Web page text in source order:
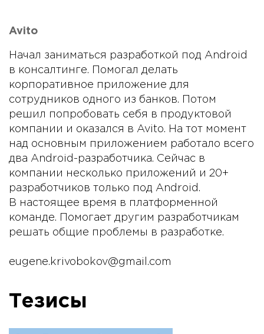
Avito
Начал заниматься разработкой под Android
в консалтинге. Помогал делать
корпоративное приложение для
сотрудников одного из банков. Потом
решил попробовать себя в продуктовой
компании и оказался в Avito. На тот момент
над основным приложением работало всего
два Android-разработчика. Сейчас в
компании несколько приложений и 20+
разработчиков только под Android.
В настоящее время в платформенной
команде. Помогает другим разработчикам
решать общие проблемы в разработке.
eugene.krivobokov@gmail.com
Тезисы